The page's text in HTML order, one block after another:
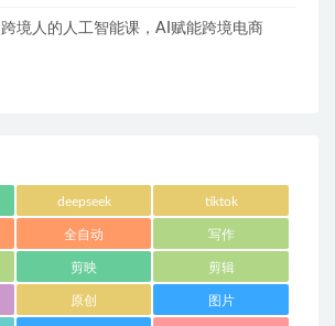
跨境人的人工智能课，AI赋能跨境电商
deepseek tiktok
全自动 写作
剪映 剪辑
原创 图片